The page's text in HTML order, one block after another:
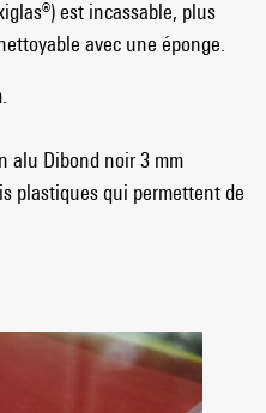
est incassable, plus
avec une éponge.
alu Dibond noir 3 mm
plastiques qui permettent de